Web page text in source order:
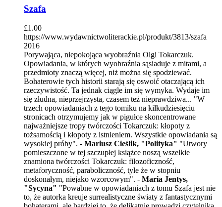
Szafa
£1.00
https://www.wydawnictwoliterackie.pl/produkt/3813/szafa
2016
Porywająca, niepokojąca wyobraźnia Olgi Tokarczuk.
Opowiadania, w których wyobraźnia sąsiaduje z mitami, a
przedmioty znaczą więcej, niż można się spodziewać.
Bohaterowie tych historii starają się oswoić otaczającą ich
rzeczywistość. Ta jednak ciągle im się wymyka. Wydaje im
się złudna, nieprzejrzysta, czasem też nieprawdziwa... "W
trzech opowiadaniach z tego tomiku na kilkudziesięciu
stronicach otrzymujemy jak w pigułce skoncentrowane
najważniejsze tropy twórczości Tokarczuk: kłopoty z
tożsamością i kłopoty z istnieniem. Wszystkie opowiadania są
wysokiej próby". - Mariusz Cieślik, "Polityka" "Utwory
pomieszczone w tej szczupłej książce noszą wszelkie
znamiona twórczości Tokarczuk: filozoficzność,
metaforyczność, paraboliczność, tyle że w stopniu
doskonałym, niejako wzorcowym". - Maria Jentys,
"Sycyna" "Powabne w opowiadaniach z tomu Szafa jest nie
to, że autorka kreuje surrealistyczne światy z fantastycznymi